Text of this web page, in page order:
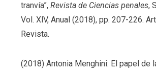
tranvía”, Revista de Ciencias penales,
Vol. XlV, Anual (2018), pp. 207-226.
Revista.
(2018) Antonia Menghini: El papel de